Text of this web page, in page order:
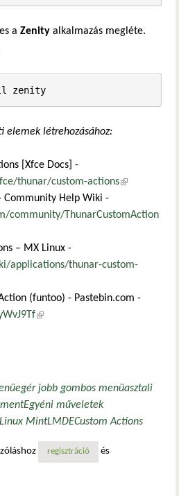
a Zenity alkalmazás megléte.
zenity
elemek létrehozásához:
[Xfce Docs] -
thunar/custom-actions(külső
Community Help Wiki -
community/ThunarCustomAction
– MX Linux -
applications/thunar-custom-
(funtoo) - Pastebin.com -
(külső hivatkozás)
egér jobb gombos menüasztali
Egyéni műveletek
Linux MintLMDECustom Actions
regisztráció és